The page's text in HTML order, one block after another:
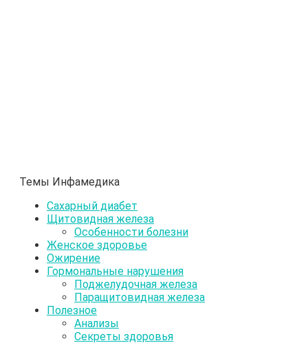
Темы Инфамедика
Сахарный диабет
Щитовидная железа
Особенности болезни
Женское здоровье
Ожирение
Гормональные нарушения
Поджелудочная железа
Паращитовидная железа
Полезное
Анализы
Секреты здоровья